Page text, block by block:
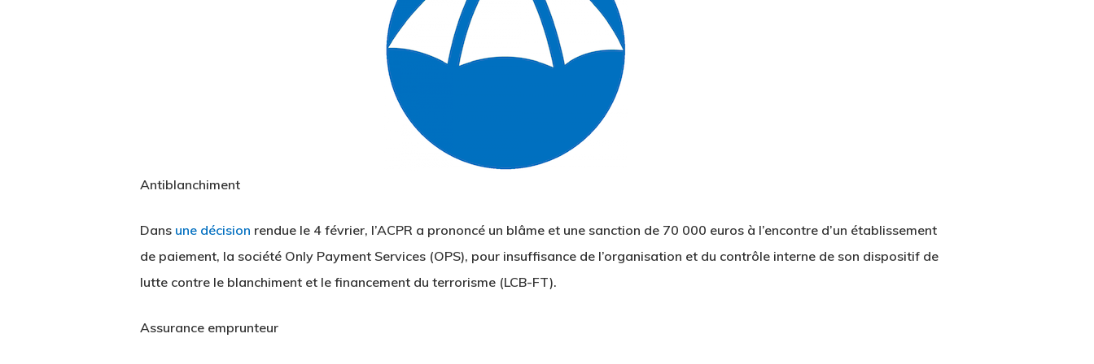
Antiblanchiment
Dans une décision rendue le 4 février, l’ACPR a prononcé un blâme et une sanction de 70 000 euros à l’encontre d’un établissement
de paiement, la société Only Payment Services (OPS), pour insuffisance de l’organisation et du contrôle interne de son dispositif de
lutte contre le blanchiment et le financement du terrorisme (LCB-FT).
Assurance emprunteur